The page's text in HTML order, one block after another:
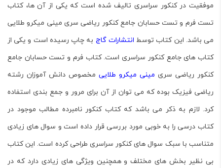
موفقیت در کنکور سراسری تالیف شده است که یکی از آن ها، کتاب
تست فرم و تست حسابان جامع کنکور ریاضی سری مینی میکرو طلایی
می باشد. این کتاب توسط انتشارات گاج به چاپ رسیده است و یکی از
کتاب های جامع کنکور سراسری است. کتاب فرم و تست حسابان جامع
کنکور ریاضی سری مینی میکرو طلایی مخصوص دانش آموزان رشته
ریاضی فیزیک بوده که می توان از آن برای مرور و جمع بندی استفاده
کرد. لازم به ذکر می باشد که کتاب کنکور نامبرده مطالب موجود در
کتاب درسی را به خوبی مورد بررسی قرار داده است و سوال های زیادی
متناسب با سبک سوال های کنکور سراسری طراحی کرده است. این کتاب
بی نظیر بخش های مختلف و همچنین ویژگی های زیادی دارد که در